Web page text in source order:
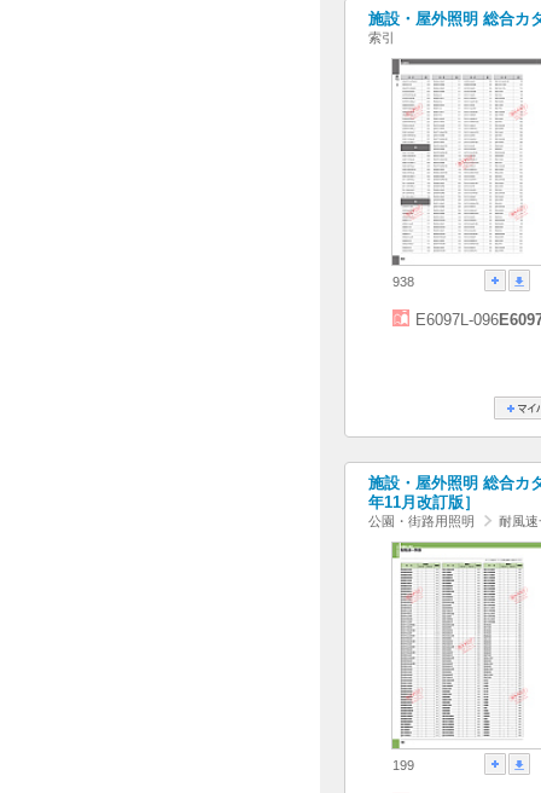
施設・屋外照明 総合カ
索引
938
E6097L-096
施設・屋外照明 総合カ
年11月改訂版］
公園・街路用照明 耐風
199